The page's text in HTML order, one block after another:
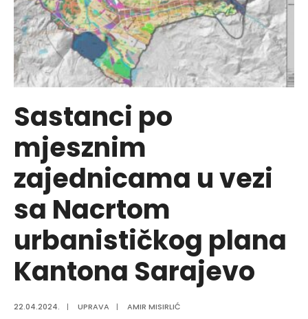
Sastanci po
mjesznim
zajednicama u vezi
sa Nacrtom
urbanističkog plana
Kantona Sarajevo
22.04.2024. | UPRAVA | AMIR MISIRLIĆ